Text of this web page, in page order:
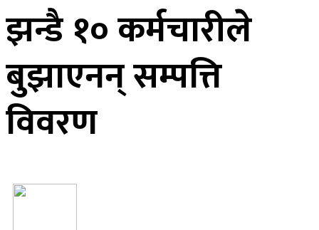
झन्डै १० कर्मचारीले
बुझाएनन् सम्पत्ति
विवरण